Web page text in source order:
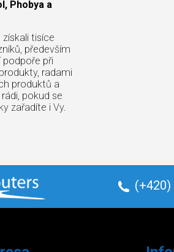
Phobya a
tisíce
především
podpoře při
radami
produktů a
pokud se
zařadíte i Vy.
(+420)